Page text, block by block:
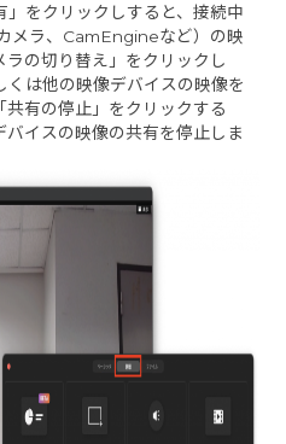
をクリックしすると、接続中
メラ、CamEngineなど）の映
の切り替え」をクリックし
は他の映像デバイスの映像を
有の停止」をクリックする
イスの映像の共有を停止しま